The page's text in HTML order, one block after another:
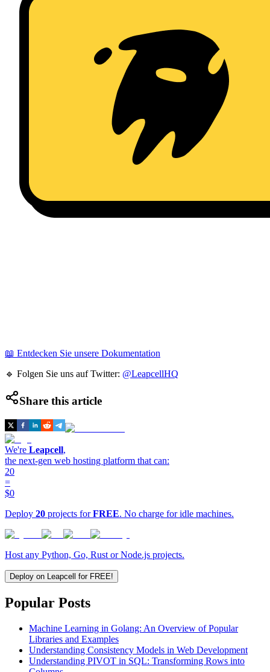
📖 Entdecken Sie unsere Dokumentation
🔹 Folgen Sie uns auf Twitter: @LeapcellHQ
Share this article
We're Leapcell,
the next-gen web hosting platform that can:
20
=
$0
Deploy 20 projects forFREE. No charge for idle machines.
Host any Python, Go, Rust or Node.js projects.
Deploy on Leapcell for FREE!
Popular Posts
Machine Learning in Golang: An Overview of Popular
Libraries and Examples
Understanding Consistency Models in Web Development
Understanding PIVOT in SQL: Transforming Rows into